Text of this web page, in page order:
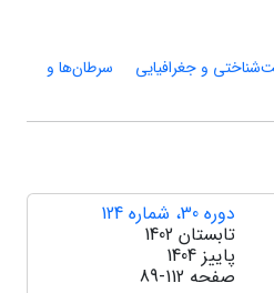
و جغرافیایی
سرطان‌ها و
دوره 30، شماره 124
تابستان 1402
پاییز 1404
صفحه 89-112